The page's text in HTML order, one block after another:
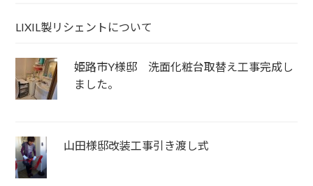
LIXIL製リシェントについて
姫路市Y様邸 洗面化粧台取替え工事完成し
ました。
山田様邸改装工事引き渡し式